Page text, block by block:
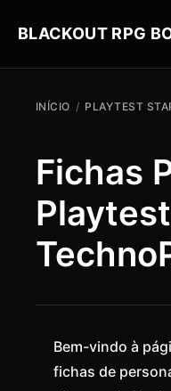
BLACKOUT RPG
INÍCIO / PLAYTEST
Fichas
Playtest
Bem-vindo à
fichas de